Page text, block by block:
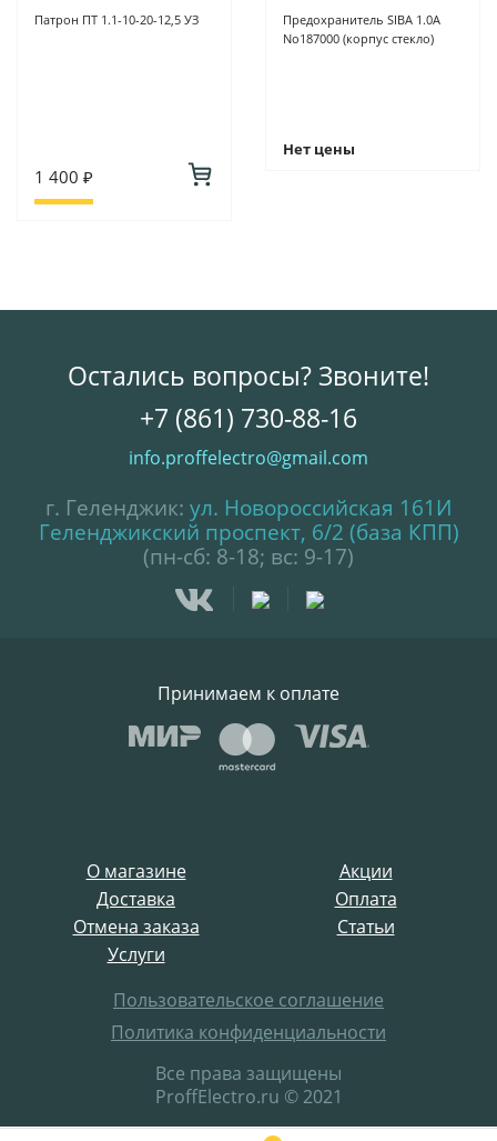
Патрон ПТ 1.1-10-20-12,5 УЗ
1 400 ₽
Предохранитель SIBA 1.0A
No187000 (корпус стекло)
Нет цены
О магазине
Акции
Доставка
Оплата
Отмена заказа
Статьи
Услуги
Пользовательское соглашение
Политика конфиденциальности
Все права защищены
ProffElectro.ru © 2021
Остались вопросы? Звоните!
+7 (861) 730-88-16
info.proffelectro@gmail.com
г. Геленджик: ул. Новороссийская 161И
Геленджикский проспект, 6/2 (база КПП)
(пн-сб: 8-18; вс: 9-17)
Принимаем к оплате